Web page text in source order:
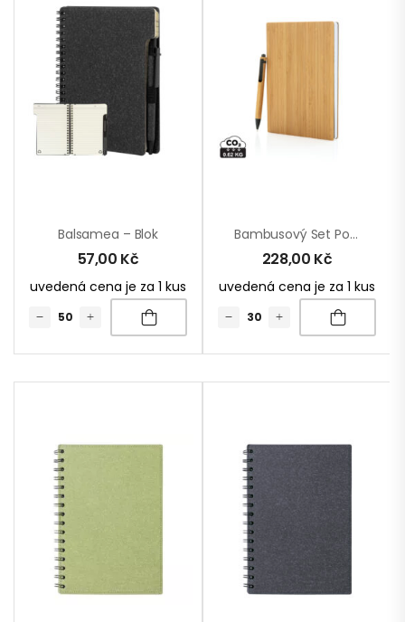
Balsamea – Blok
57,00 Kč
uvedená cena je za 1 kus
Bambusový Set Poznámkového Bloku A5 A Pera
228,00 Kč
uvedená cena je za 1 kus